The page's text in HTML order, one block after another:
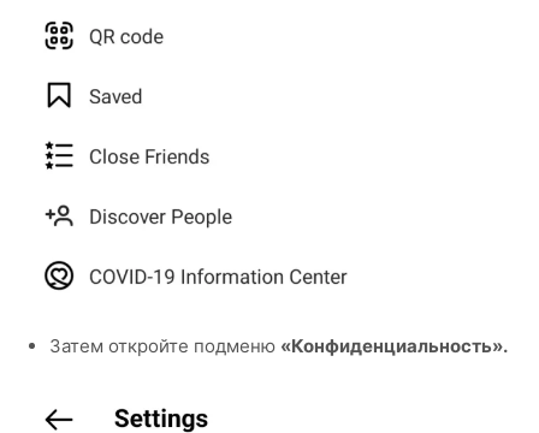
Затем откройте подменю «Конфиденциальность».